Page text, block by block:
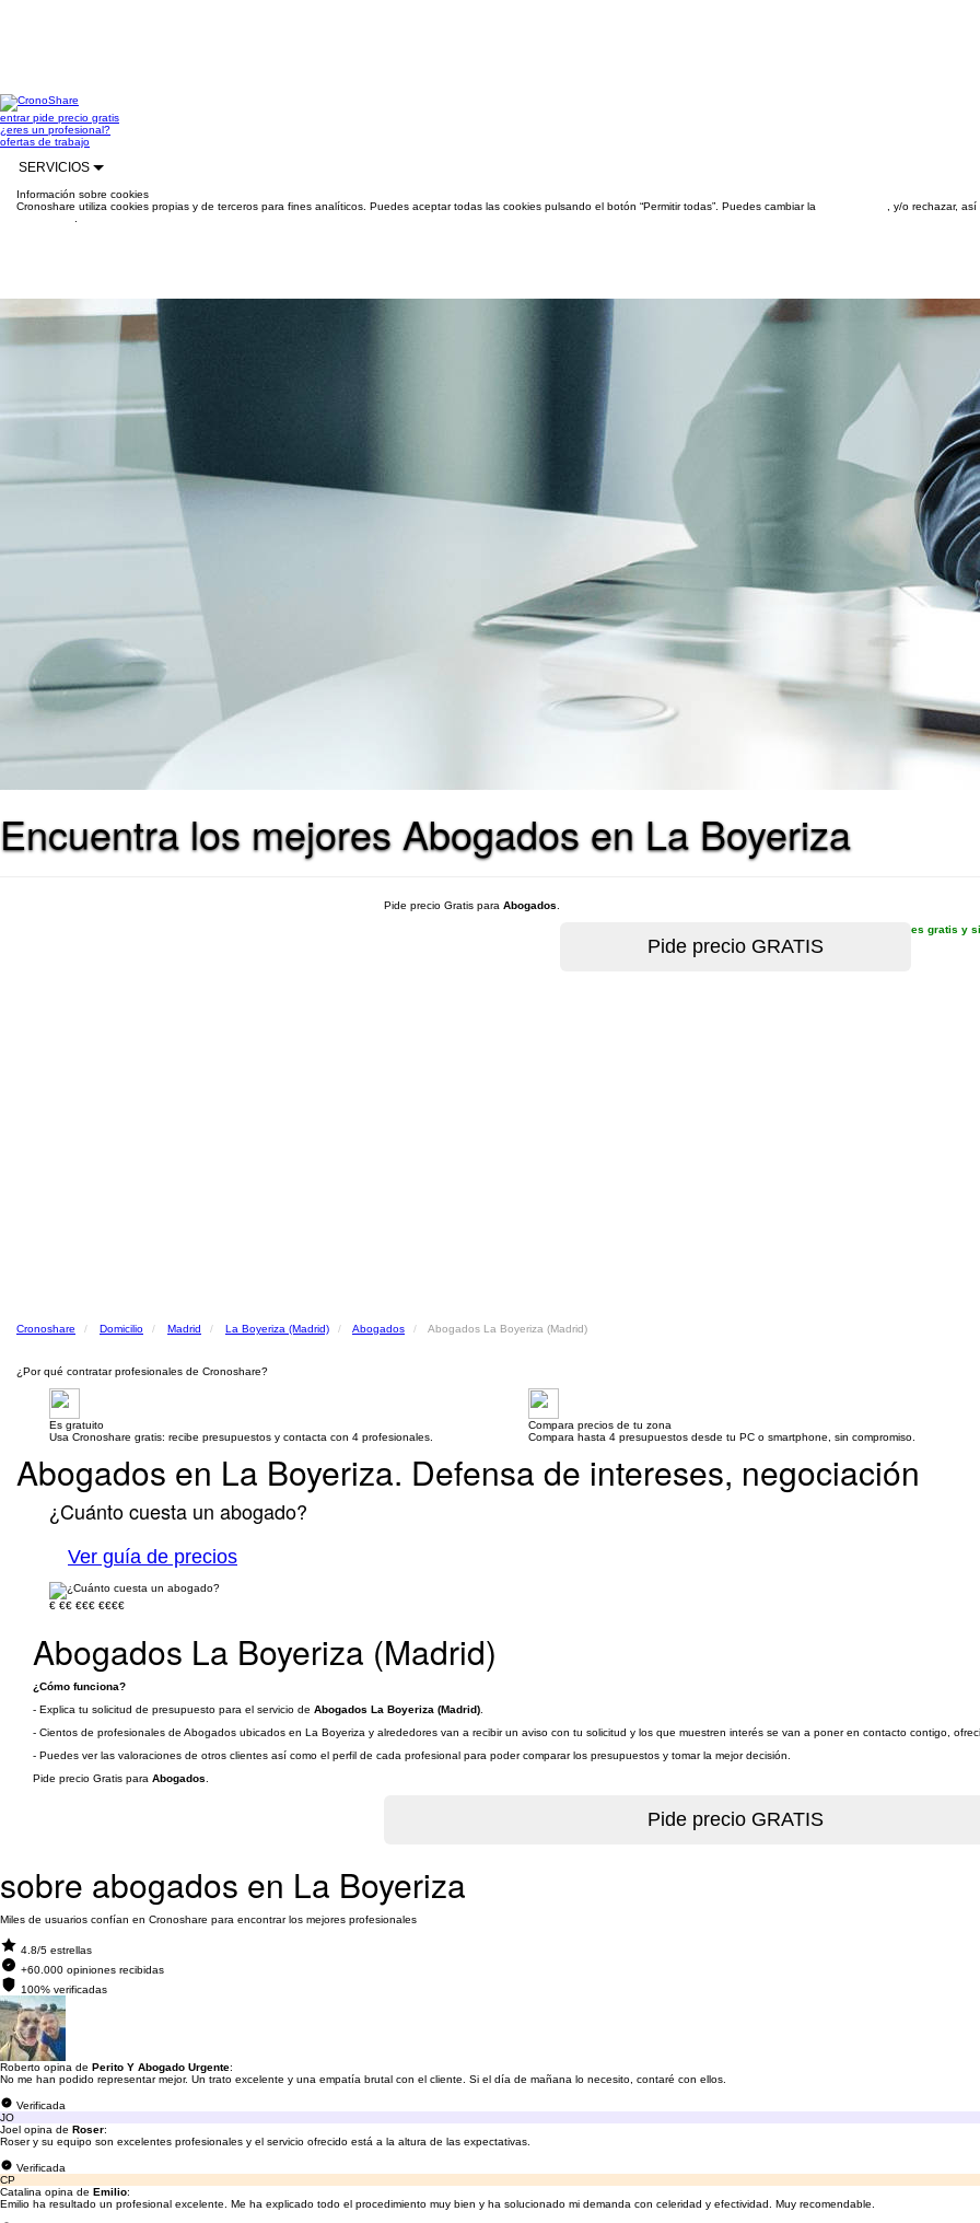
entrarpide precio gratis
¿eres un profesional?
ofertas de trabajo
SERVICIOS
Información sobre cookies
Cronoshare utiliza cookies propias y de terceros para fines analíticos. Puedes aceptar todas las cookies pulsando el botón “Permitir todas”. Puedes cambiar la
, y/o rechazar,
Encuentra los mejores Abogados en La Boyeriza
Pide precio Gratis para Abogados
es gratis y
Cronoshare Domicilio Madrid La Boyeriza (Madrid) Abogados Abogados La Boyeriza (Madrid)
¿Por qué contratar profesionales de Cronoshare?
Es gratuito
Usa Cronoshare gratis: recibe presupuestos y contacta con 4 profesionales.
Compara precios de tu zona
Compara hasta 4 presupuestos desde tu PC o smartphone, sin compromiso.
Abogados en La Boyeriza. Defensa de intereses, negociación
¿Cuánto cuesta un abogado?
Ver guía de precios
€ €€ €€€ €€€€
Abogados La Boyeriza (Madrid)
¿Cómo funciona?
- Explica tu solicitud de presupuesto para el servicio de Abogados La Boyeriza (Madrid)
- Cientos de profesionales de Abogados ubicados en La Boyeriza y alrededores van a recibir un aviso con tu solicitud y los que muestren interés se van a poner en contacto contigo,
- Puedes ver las valoraciones de otros clientes así como el perfil de cada profesional para poder comparar los presupuestos y tomar la mejor decisión.
Pide precio Gratis para Abogados
sobre abogados en La Boyeriza
Miles de usuarios confían en Cronoshare para encontrar los mejores profesionales
4.8/5 estrellas
+60.000 opiniones recibidas
100% verificadas
Roberto opina de Perito Y Abogado Urgente:
No me han podido representar mejor. Un trato excelente y una empatía brutal con el cliente. Si el día de mañana lo necesito, contaré con ellos.
Verificada
JO
Joel opina de Roser:
Roser y su equipo son excelentes profesionales y el servicio ofrecido está a la altura de las expectativas.
Verificada
CP
Catalina opina de Emilio:
Emilio ha resultado un profesional excelente. Me ha explicado todo el procedimiento muy bien y ha solucionado mi demanda con celeridad y efectividad. Muy recomendable.